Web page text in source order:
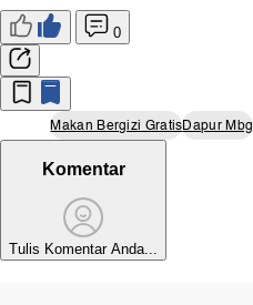
0
Makan Bergizi GratisDapur Mbg
Komentar
Tulis Komentar Anda...